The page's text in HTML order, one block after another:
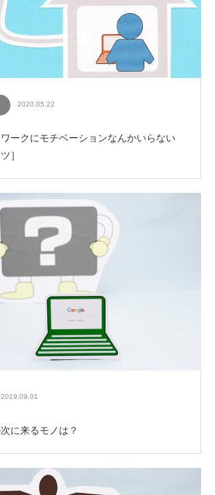
2020.05.22
ークにモチベーションなんかいらない
］
2019.09.01
に来るモノは？